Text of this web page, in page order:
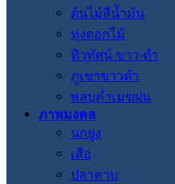
ต้นไม้สีน้ำมัน
ทุ่งดอกไม้
ทิวทัศน์ ขาว-ดำ
ภูเขาขาวดำ
พลบค่ำเมฆฝน
ภาพมงคล
นกยูง
เสือ
ปลาคาบ